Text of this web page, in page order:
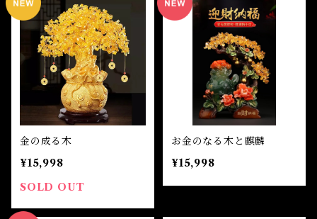
金の成る木
¥15,998
SOLD OUT
お金のなる木と麒麟
¥15,998